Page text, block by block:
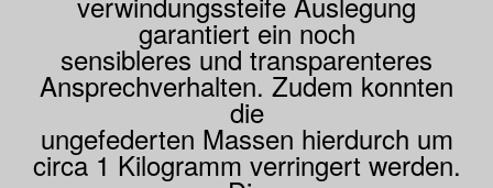
garantiert ein noch
sensibleres und transparenteres
Ansprechverhalten. Zudem konnten
die
ungefederten Massen hierdurch um
circa 1 Kilogramm verringert werden.